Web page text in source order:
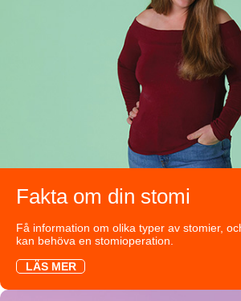
Fakta om din stomi
Få information om olika typer av stomier,
kan behöva en stomioperation.
LÄS MER